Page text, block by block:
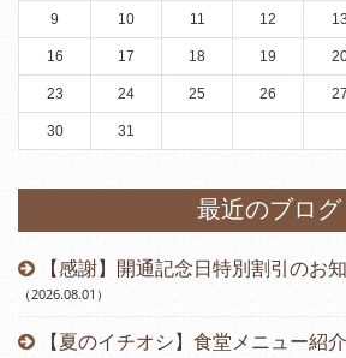
9 10 11 12 13
16 17 18 19
23 24 25 26 27
30 31
最近のブログ
【感謝】開通記念日特別割引のお
（2026.08.01 ）
【夏のイチオシ】食堂メニュー紹